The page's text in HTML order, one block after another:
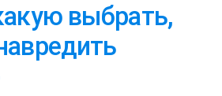
выбрать,